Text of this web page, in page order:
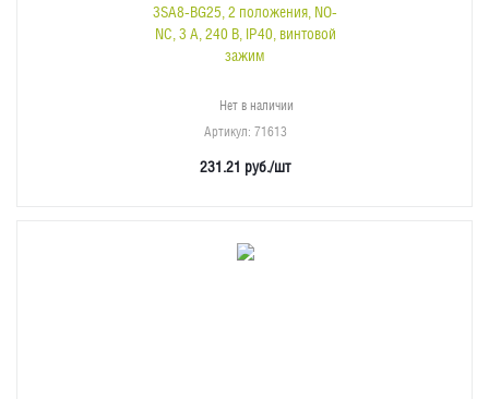
3SA8-BG25, 2 положения, NO-
NC, 3 А, 240 В, IP40, винтовой
зажим
Нет в наличии
Артикул: 71613
231.21 руб./шт